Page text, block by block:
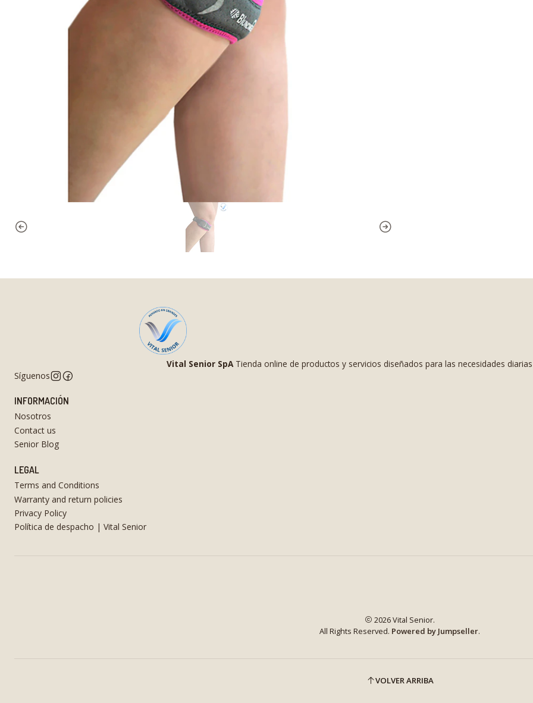
Vital Senior SpATienda online de productos y servicios diseñados para las necesidades
Síguenos
INFORMACIÓN
Nosotros
Contact us
Senior Blog
LEGAL
Terms and Conditions
Warranty and return policies
Privacy Policy
Política de despacho | Vital Senior
2026 Vital Senior.
All Rights Reserved. Powered by Jumpseller.
VOLVER ARRIBA